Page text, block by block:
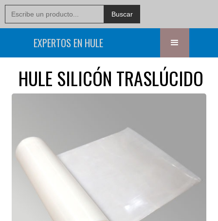
EXPERTOS EN HULE
HULE SILICÓN TRASLÚCIDO